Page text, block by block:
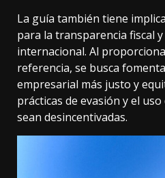
La guía también tiene
para la transparencia fiscal
internacional. Al
referencia, se busca
empresarial más justo y
prácticas de evasión y el
sean desincentivadas.